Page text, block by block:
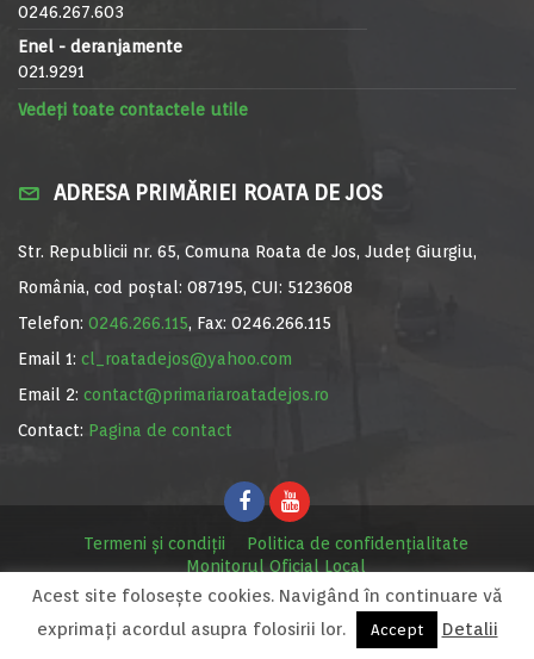
0246.267.603
Enel - deranjamente
021.9291
Vedeți toate contactele utile
ADRESA PRIMĂRIEI ROATA DE JOS
Str. Republicii nr. 65, Comuna Roata de Jos, Județ Giurgiu,
România, cod poștal: 087195, CUI: 5123608
Telefon: 0246.266.115, Fax: 0246.266.115
Email 1: cl_roatadejos@yahoo.com
Email 2: contact@primariaroatadejos.ro
Contact: Pagina de contact
Termeni și condiții
Politica de confidențialitate
Monitorul Oficial Local
© Primăria Roata de Jos, 2020. Site realizat de MediaDigi.ro
Acest site foloseşte cookies. Navigând în continuare vă
exprimaţi acordul asupra folosirii lor.
Accept Detalii